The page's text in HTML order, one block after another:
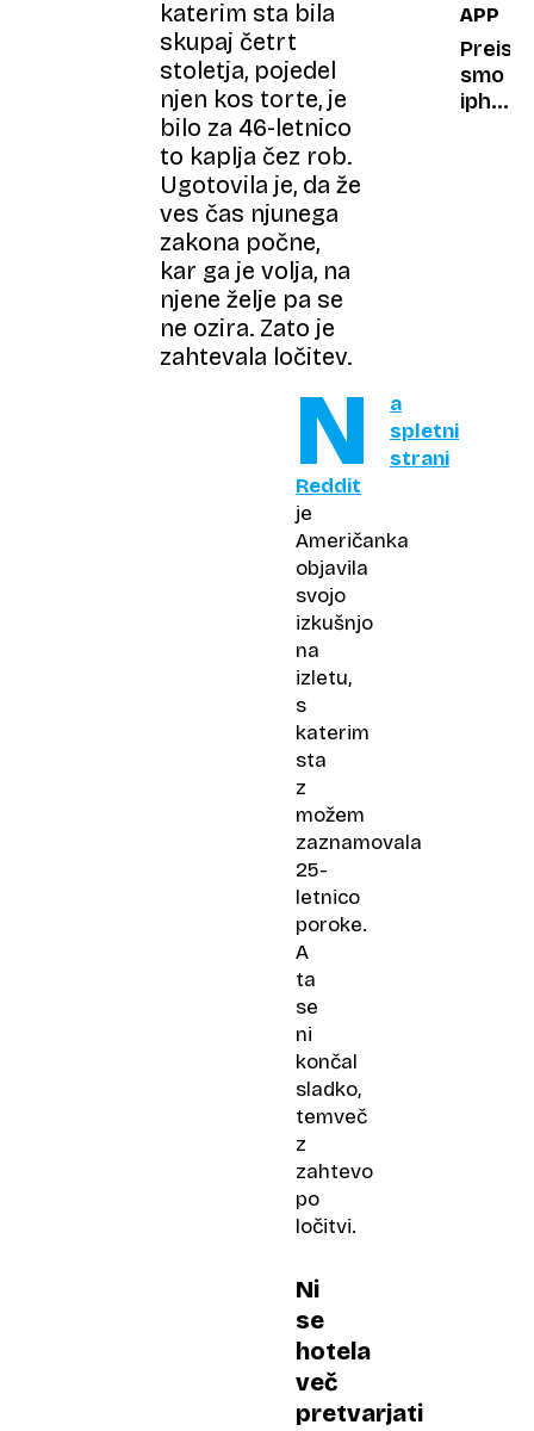
katerim sta bila
skupaj četrt
stoletja, pojedel
njen kos torte, je
bilo za 46-letnico
to kaplja čez rob.
Ugotovila je, da že
ves čas njunega
zakona počne,
kar ga je volja, na
njene želje pa se
ne ozira. Zato je
zahtevala ločitev.
N
a
spletni
strani
Reddit
je
Američanka
objavila
svojo
izkušnjo
na
izletu,
s
katerim
sta
z
možem
zaznamovala
25-
letnico
poroke.
A
ta
se
ni
končal
sladko,
temveč
z
zahtevo
po
ločitvi.
Ni
se
hotela
več
pretvarjati
kot
za
APPLE
smo
iphone